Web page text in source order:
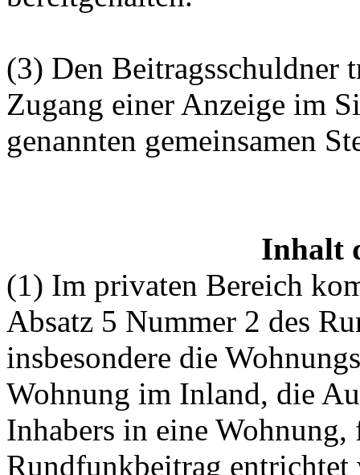
(3) Den Beitragsschuldner
Zugang einer Anzeige im
genannten gemeinsamen
Inhalt
(1) Im privaten Bereich
Absatz 5 Nummer 2 des
insbesondere die
Wohnung im Inland, die
Inhabers in eine
Rundfunkbeitrag entrichtet